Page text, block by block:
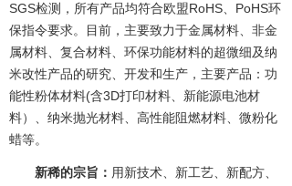
SGS检测，所有产品均符合欧盟RoHS、PoHS环
保指令要求。目前，主要致力于金属材料、非金
属材料、复合材料、环保功能材料的超微细及纳
米改性产品的研究、开发和生产，主要产品：功
能性粉体材料(含3D打印材料、新能源电池材
料）、纳米抛光材料、高性能阻燃材料、微粉化
蜡等。
新稀的宗旨： 用新技术、新工艺、新配方、